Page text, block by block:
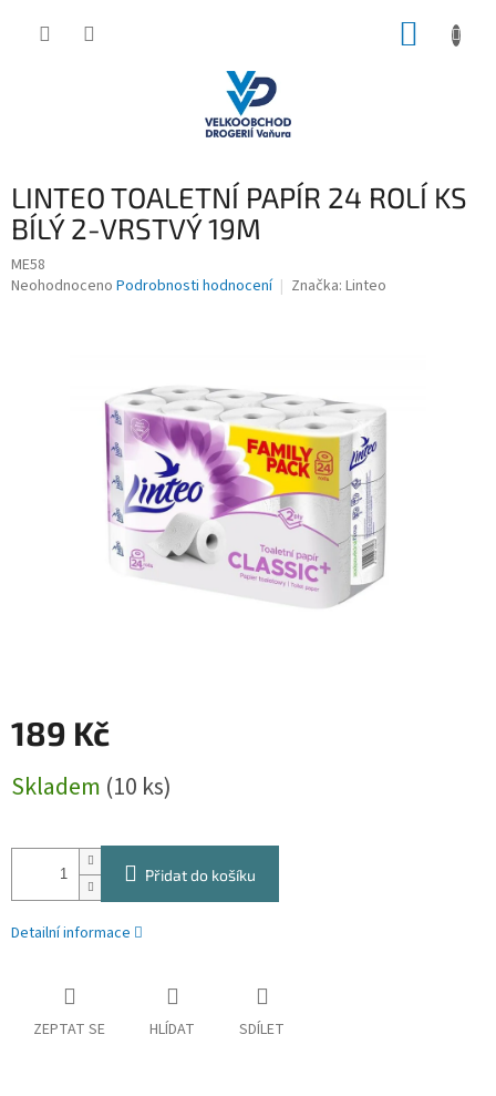
LINTEO TOALETNÍ PAPÍR 24 ROLÍ KS
BÍLÝ 2-VRSTVÝ 19M
ME58
Průměrné
Neohodnoceno Podrobnosti hodnocení Značka: Linteo
189 Kč
cena:
Skladem (10 ks)
Přidat do košíku
Detailní informace
ZEPTAT SE HLÍDAT SDÍLET